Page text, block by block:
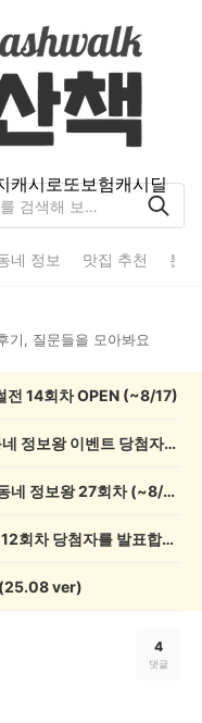
캐시로또보험캐시딜
네 정보 맛집 추천 분
기, 질문들을 모아봐요
전 14회차 OPEN (~8/17)
💰[당첨자 발표] 26회차 우리 동네 정보왕 이벤트 당첨자를 발표합니다!
💸 전원 2,000캐시 지급! 우리 동네 정보왕 27회차 (~8/10)
💰[당첨자 발표] 우리 동네 썰전 12회차 당첨자를 발표합니다!
(25.08 ver)
4
댓글